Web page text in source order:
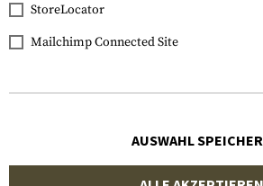
PRIMARY ARMS
StoreLocator
Mailchimp Connected Site
AUSWAHL